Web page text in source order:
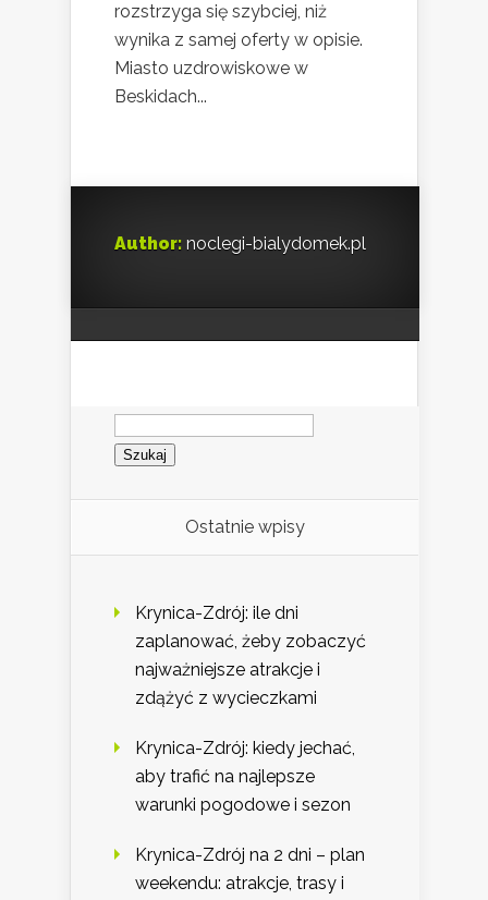
rozstrzyga się szybciej, niż
wynika z samej oferty w opisie.
Miasto uzdrowiskowe w
Beskidach...
Author: noclegi-bialydomek.pl
Szukaj:
Ostatnie wpisy
Krynica-Zdrój: ile dni
zaplanować, żeby zobaczyć
najważniejsze atrakcje i
zdążyć z wycieczkami
Krynica-Zdrój: kiedy jechać,
aby trafić na najlepsze
warunki pogodowe i sezon
Krynica-Zdrój na 2 dni – plan
weekendu: atrakcje, trasy i